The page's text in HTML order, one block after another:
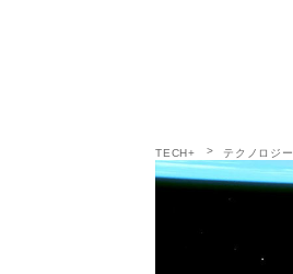
TECH+ テクノロジー